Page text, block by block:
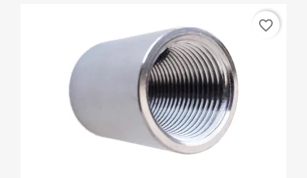
favorite_border